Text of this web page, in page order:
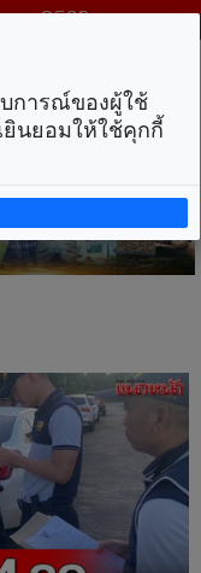
ศ. 2569
บการณ์ของผู้ใช้
ยินยอมให้ใช้คุกกี้